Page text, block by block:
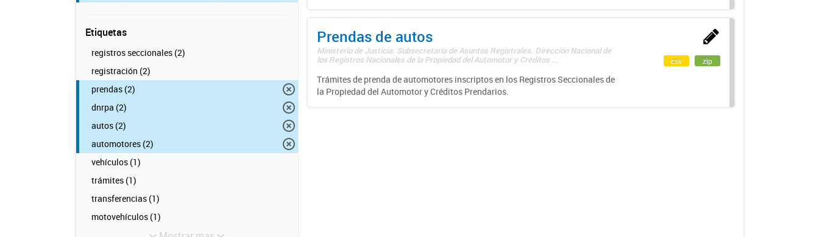
Etiquetas
registros seccionales (2)
registración (2)
prendas (2)
dnrpa (2)
autos (2)
automotores (2)
vehículos (1)
trámites (1)
transferencias (1)
motovehículos (1)
Prendas de autos
Ministerio de Justicia. Subsecretaría de Asuntos Registrales. Dirección Nacional de
los Registros Nacionales de la Propiedad del Automotor y Créditos ...
Trámites de prenda de automotores inscriptos en los Registros Seccionales de
la Propiedad del Automotor y Créditos Prendarios.
csv zip